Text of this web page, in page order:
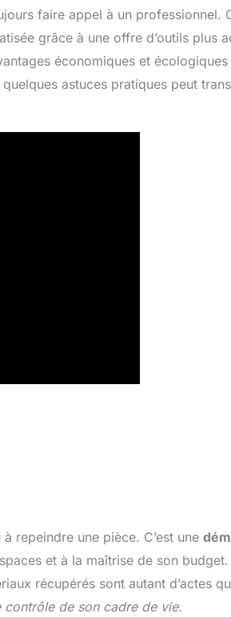
faire appel à un professionnel.
grâce à une offre d’outils plus
économiques et
astuces pratiques peut
repeindre une pièce. C’est une
et à la maîtrise de son
récupérés sont autant d’actes
contrôle de son cadre de vie.